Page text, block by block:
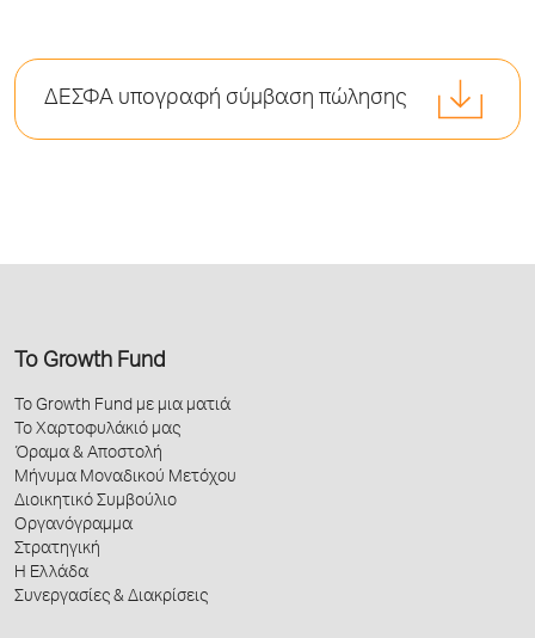
ΔΕΣΦΑ υπογραφή σύμβαση πώλησης
Το Growth Fund
Το Growth Fund με μια ματιά
Το Χαρτοφυλάκιό μας
Όραμα & Αποστολή
Μήνυμα Μοναδικού Μετόχου
Διοικητικό Συμβούλιο
Οργανόγραμμα
Στρατηγική
Η Ελλάδα
Συνεργασίες & Διακρίσεις